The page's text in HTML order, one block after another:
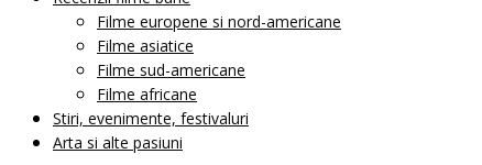
Filme europene si nord-americane
Filme asiatice
Filme sud-americane
Filme africane
Stiri, evenimente, festivaluri
Arta si alte pasiuni